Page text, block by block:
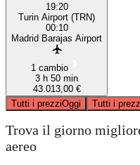
19:20
Turin Airport (TRN)
00:10
Madrid Barajas Airport
1 cambio
3 h 50 min
43.013,00 €
Tutti i prezziOggi Tutti i
Trova il giorno
aereo